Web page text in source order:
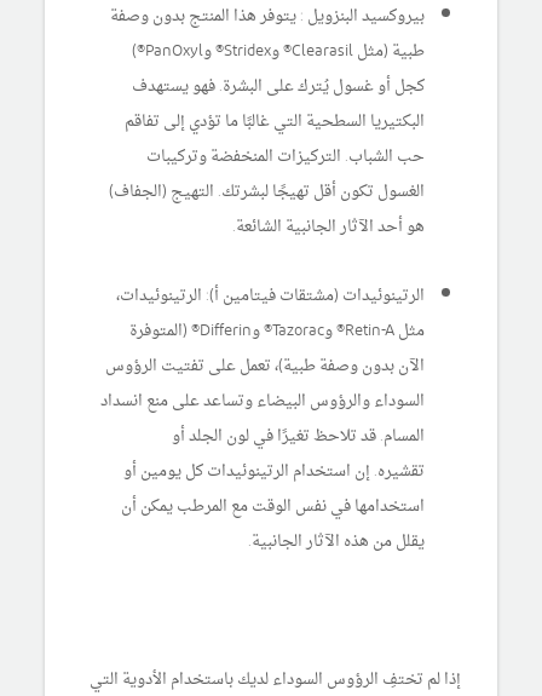
بيروكسيد البنزويل : يتوفر هذا المنتج بدون وصفة
طبية (مثل Clearasil® وStridex® وPanOxyl®)
كجل أو غسول يُترك على البشرة. فهو يستهدف
البكتيريا السطحية التي غالبًا ما تؤدي إلى تفاقم
حب الشباب. التركيزات المنخفضة وتركيبات
الغسول تكون أقل تهيجًا لبشرتك. التهيج (الجفاف)
هو أحد الآثار الجانبية الشائعة.
الرتينوئيدات (مشتقات فيتامين أ): الرتينوئيدات،
مثل Retin-A® وTazorac® وDifferin® (المتوفرة
الآن بدون وصفة طبية)، تعمل على تفتيت الرؤوس
السوداء والرؤوس البيضاء وتساعد على منع انسداد
المسام. قد تلاحظ تغيرًا في لون الجلد أو
تقشيره. إن استخدام الرتينوئيدات كل يومين أو
استخدامها في نفس الوقت مع المرطب يمكن أن
يقلل من هذه الآثار الجانبية.
إذا لم تختفِ الرؤوس السوداء لديك باستخدام الأدوية التي